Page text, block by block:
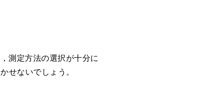
測定方法の選択が十分に
せないでしょう。